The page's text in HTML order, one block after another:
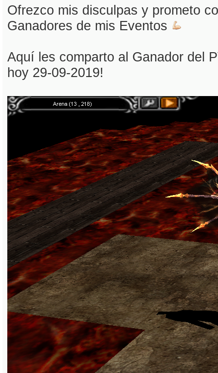
Ofrezco mis disculpas y prometo
Ganadores de mis Eventos
Aquí les comparto al Ganador del
hoy 29-09-2019!